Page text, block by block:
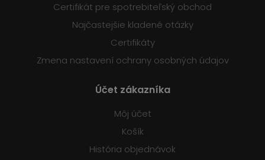
Certifikát pre spotrebiteľský obchod
Najčastejšie kladené otázky
Certifikáty
Zmena nastavení ochrany osobných údajov
Účet zákazníka
Môj účet
Košík
História objednávok